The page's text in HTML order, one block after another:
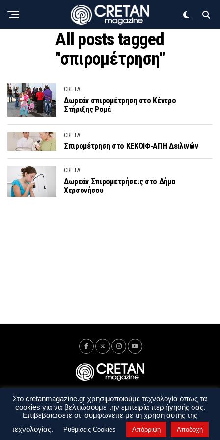
All posts tagged
"σπιρομέτρηση"
CRETA
Δωρεάν σπιρομέτρηση στο Κέντρο
Στήριξης Ρομά
CRETA
Σπιρομέτρηση στο ΚΕΚΟΙΦ-ΑΠΗ Δειλινών
CRETA
Δωρεάν Σπιρομετρήσεις στο Δήμο
Χερσονήσου
Ταυτότητα Πολιτική Απορρήτου
Όροι Χρήσης
Όροι και Προϋποθέσεις
Στο cretanmagazine.gr χρησιμοποιούμε τεχνολογία όπως τα
cookies για να βελτιώσουμε την εμπειρία περιήγησής σας.
Επιβεβαιώσετε ότι συμφωνείτε με τη χρήση αυτής της
τεχνολογίας.
Ρυθμίσεις Cookies Απόρριψη Αποδοχή